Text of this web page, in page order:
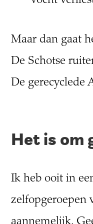
Maar dan gaat
De Schotse
De gerecyclede
Het is om
Ik heb ooit in
zelfopgeroepen